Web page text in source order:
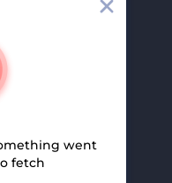
went
fetch